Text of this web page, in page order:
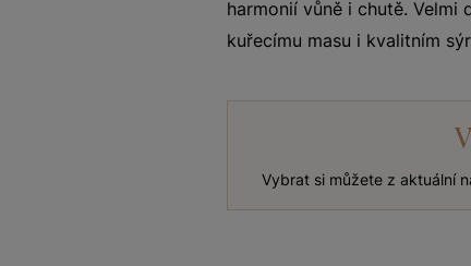
harmonií vůně i chutě. Velmi
kuřecímu masu i kvalitním
Vybrat si můžete z aktuální